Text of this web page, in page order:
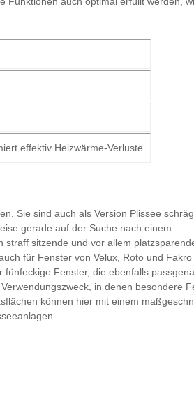
effektiv Heizwärme-Verluste
Sie sind auch als Version Plissee
gerade auf der Suche nach einem
straff sitzende und vor allem
für Fenster von Velux, Roto und Fakro
Fenster, die ebenfalls
Verwendungszweck, in denen besondere
können hier mit einem